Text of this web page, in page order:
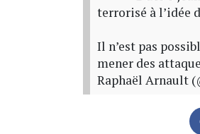
terrorisé à l’idée
Il n’est pas
mener des
Raphaël Arnault